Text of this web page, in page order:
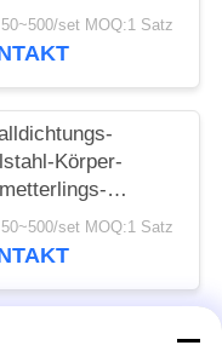
für mittlere
set MOQ:1 Satz
Körper-
Standard
set MOQ:1 Satz